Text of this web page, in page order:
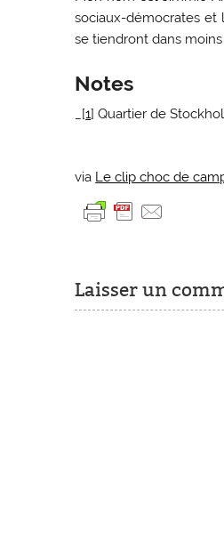
sociaux-démocrates et
se tiendront dans moins
Notes
​_[1] Quartier de
via Le clip choc de
Laisser un